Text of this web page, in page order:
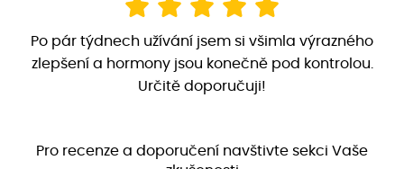
Po pár týdnech užívání jsem si všimla výrazného
zlepšení a hormony jsou konečně pod kontrolou.
Určitě doporučuji!
Pro recenze a doporučení navštivte sekci Vaše